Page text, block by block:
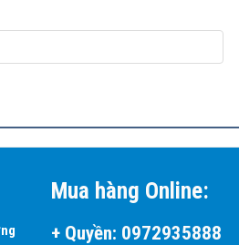
tốc độ cao. Những electron va chạm
Mua hàng Online:
+ Quyền: 0972935888